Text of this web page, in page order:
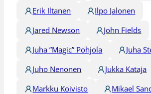
Erik Iltanen
Ilpo Jalonen
Jared Newson
John Fields
Juha ”Magic” Pohjola
Juha
Juho Nenonen
Jukka Kataja
Markku Koivisto
Mikael